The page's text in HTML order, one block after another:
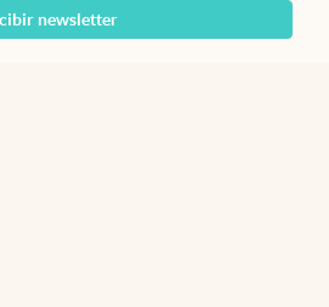
newsletter